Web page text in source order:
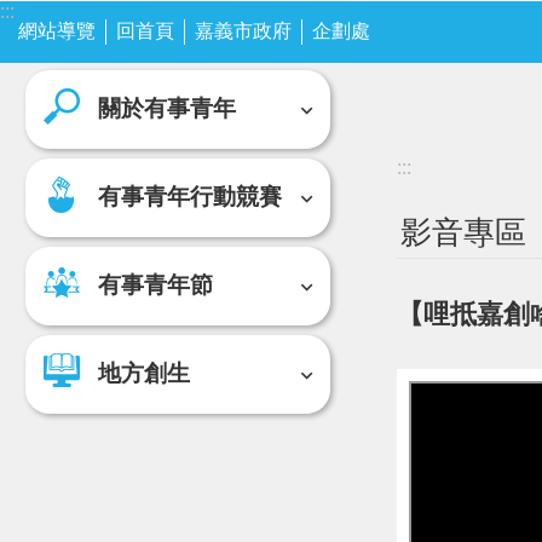
跳到主要內容區塊
關於有事青年
有事青年行動競賽
有事青年節
地方創生
:::
關於有事青年 有事青年行動競賽
網站導覽 回首頁 嘉義市政府 企劃處
:::
影音專區
【哩抵嘉